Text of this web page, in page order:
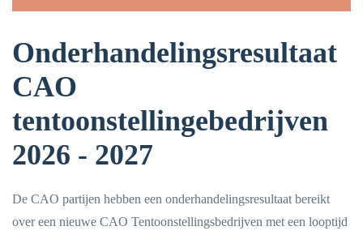
Onderhandelingsresultaat
CAO
tentoonstellingebedrijven
2026 - 2027
De CAO partijen hebben een onderhandelingsresultaat bereikt
over een nieuwe CAO Tentoonstellingsbedrijven met een looptijd